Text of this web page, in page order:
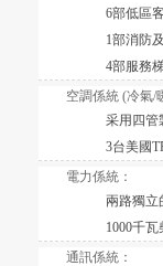
6部低區客
1部消防及
4部服務
空調係統 (冷氣/暖
采用四管
3台美國
電力係統：
兩路獨立
1000千瓦
通訊係統：